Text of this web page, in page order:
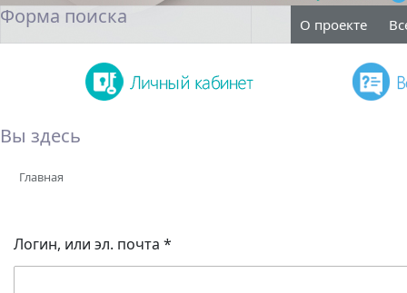
Форма поиска О проекте
Вы здесь
Главная
Логин, или эл. почта *